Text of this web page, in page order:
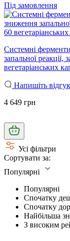
Під замовлення
Системні
запальної
вегетаріанських
Напишіть відгук
4 649 грн
Усі фільтри
Сортувати за:
Популярні
Популярні
Спочатку
Спочатку
Найбільша
З високим